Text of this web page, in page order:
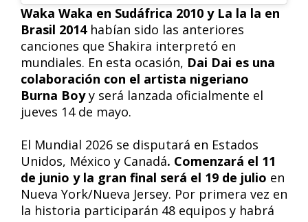
Waka Waka en Sudáfrica 2010 y La la la en
Brasil 2014 habían sido las anteriores
canciones que Shakira interpretó en
mundiales. En esta ocasión, Dai Dai es una
colaboración con el artista nigeriano
Burna Boyy será lanzada oficialmente el
jueves 14 de mayo.
El Mundial 2026 se disputará en Estados
Unidos, México y Canadá. Comenzará el 11
de junio y la gran final será el 19 de julio en
Nueva York/Nueva Jersey. Por primera vez en
la historia participarán 48 equipos y habrá